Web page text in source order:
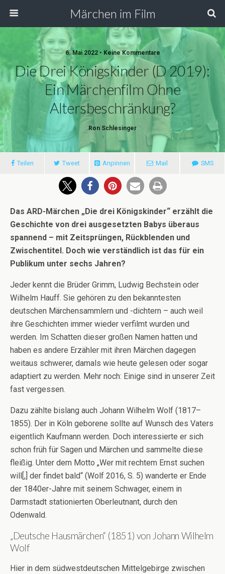
Märchen im Film
6. Mai 2022 • Keine Kommentare
Die Drei Königskinder (D 2019):
Ein Märchenfilm Ohne
Altersbeschränkung?
Ron Schlesinger
Teilen Tweet Anpinnen Mail SMS
Das ARD-Märchen „Die drei Königskinder“ erzählt die
Geschichte von drei ausgesetzten Babys überaus
spannend – mit Zeitsprüngen, Rückblenden und
Zwischentitel. Doch wie verständlich ist das für ein
Publikum unter sechs Jahren?
Jeder kennt die Brüder Grimm, Ludwig Bechstein oder
Wilhelm Hauff. Sie gehören zu den bekanntesten
deutschen Märchensammlern und -dichtern – auch weil
ihre Geschichten immer wieder verfilmt wurden und
werden. Im Schatten dieser großen Namen hatten und
haben es andere Erzähler mit ihren Märchen dagegen
weitaus schwerer, damals wie heute gelesen oder sogar
adaptiert zu werden. Mehr noch: Einige sind in unserer Zeit
fast vergessen.
Dazu zählte bislang auch Johann Wilhelm Wolf (1817–
1855). Der in Köln geborene sollte auf Wunsch des Vaters
eigentlich Kaufmann werden. Doch interessierte er sich
schon früh für Sagen und Märchen und sammelte diese
fleißig. Unter dem Motto „Wer mit rechtem Ernst suchen
will[,] der findet bald“ (Wolf 2016, S. 5) wanderte er Ende
der 1840er-Jahre mit seinem Schwager, einem in
Darmstadt stationierten Oberleutnant, durch den
Odenwald.
„Deutsche Hausmärchen“ (1851) von Johann Wilhelm
Wolf
Hier in dem südwestdeutschen Mittelgebirge zwischen